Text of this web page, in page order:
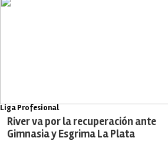
Liga Profesional
River va por la recuperación ante
Gimnasia y Esgrima La Plata